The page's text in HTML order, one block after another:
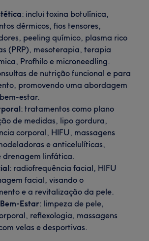
: inclui toxina botulínica,
dérmicos, fios tensores,
peeling químico, plasma rico
(PRP), mesoterapia, terapia
Profhilo e microneedling.​
de nutrição funcional e para
promovendo uma abordagem
estar.​
: tratamentos como plano
de medidas, lipo gordura,
corporal, HIFU, massagens
e anticelulíticas,
drenagem linfática.​
: radiofrequência facial, HIFU
facial, visando o
e a revitalização da pele.​
Estar: limpeza de pele,
reflexologia, massagens
velas e desportivas.​